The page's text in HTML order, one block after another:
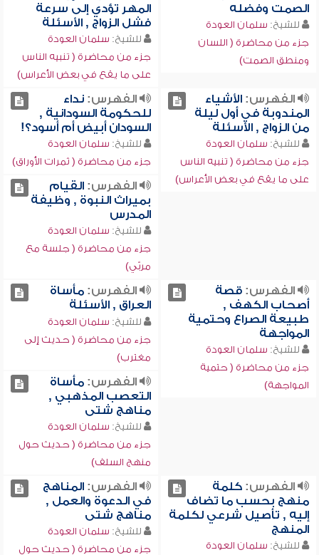
الصمت وفضله
للشيخ: سلمان العودة
جزء من محاضرة ( اللسان
ومنطق الصمت)
المهر تؤدي إلى سرعة
فشل الزواج , الأسئلة
للشيخ: سلمان العودة
جزء من محاضرة ( تنبيه الناس
على ما يقع في بعض الأعراس)
الفهرس:الأشياء
المندوبة في أول ليلة
من الزواج , الأسئلة
للشيخ: سلمان العودة
جزء من محاضرة ( تنبيه الناس
على ما يقع في بعض الأعراس)
الفهرس:نداء
للحكومة السودانية ,
السودان أبيض أم أسود؟!
للشيخ: سلمان العودة
جزء من محاضرة ( ثمرات الأوراق)
الفهرس:القيام
بميراث النبوة , وظيفة
المدرس
للشيخ: سلمان العودة
جزء من محاضرة ( جلسة مع
مربّي)
الفهرس:قصة
أصحاب الكهف ,
طبيعة الصراع وحتمية
المواجهة
للشيخ: سلمان العودة
جزء من محاضرة ( حتمية
المواجهة)
الفهرس:مأساة
العراق , الأسئلة
للشيخ: سلمان العودة
جزء من محاضرة ( حديث إلى
مغترب)
الفهرس:مأساة
التعصب المذهبي ,
مناهج شتى
للشيخ: سلمان العودة
جزء من محاضرة ( حديث حول
منهج السلف)
الفهرس:كلمة
منهج بحسب ما تضاف
إليه , تأصيل شرعي لكلمة
المنهج
للشيخ: سلمان العودة
الفهرس:المناهج
في الدعوة والعمل ,
مناهج شتى
للشيخ: سلمان العودة
جزء من محاضرة ( حديث حول